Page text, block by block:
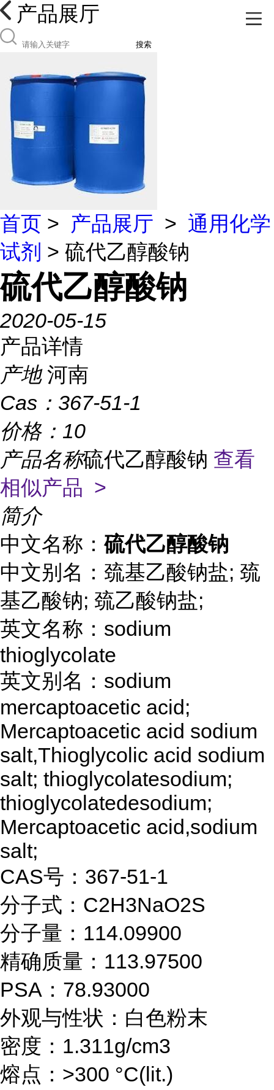
产品展厅
搜索
首页 > 产品展厅 > 通用化学
试剂 > 硫代乙醇酸钠
硫代乙醇酸钠
2020-05-15
产品详情
产地 河南
Cas： 367-51-1
价格： 10
产品名称硫代乙醇酸钠 查看
相似产品 >
简介
中文名称： 硫代乙醇酸钠
中文别名：巯基乙酸钠盐; 巯
基乙酸钠; 巯乙酸钠盐;
英文名称：sodium
thioglycolate
英文别名：sodium
mercaptoacetic acid;
Mercaptoacetic acid sodium
salt,Thioglycolic acid sodium
salt; thioglycolatesodium;
thioglycolatedesodium;
Mercaptoacetic acid,sodium
salt;
CAS号：367-51-1
分子式：C2H3NaO2S
分子量：114.09900
精确质量：113.97500
PSA：78.93000
外观与性状：白色粉末
密度：1.311g/cm3
熔点：>300 °C(lit.)